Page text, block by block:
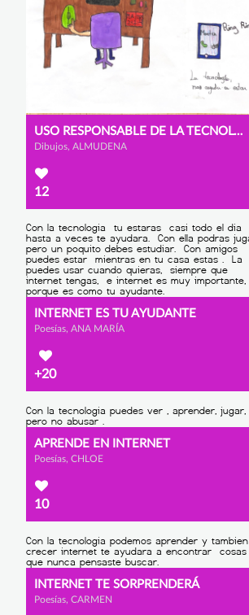
USO RESPONSABLE DE LA TECNOLOGÍA
Dibujos, ALMUDENA
12
INTERNET ES TU AYUDANTE
Poesías, ANA MARÍA
+20
APRENDE EN INTERNET
Poesías, CHLOE
10
INTERNET TE SORPRENDERÁ
Poesías, CARMEN